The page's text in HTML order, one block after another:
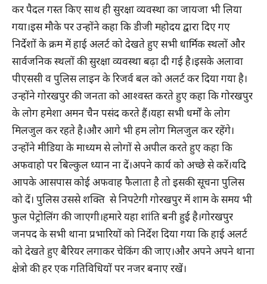
कर पैदल गस्त किए साथ ही सुरक्षा व्यवस्था का जायजा भी लिया
गया।इस मौके पर उन्होंने कहा कि डीजी महोदय द्वारा दिए गए
निर्देशों के क्रम में हाई अलर्ट को देखते हुए सभी धार्मिक स्थलों और
सार्वजनिक स्थलों की सुरक्षा व्यवस्था बढ़ा दी गई है।इसके अलावा
पीएससी व पुलिस लाइन के रिजर्व बल को अलर्ट कर दिया गया है।
उन्होंने गोरखपुर की जनता को आश्वस्त करते हुए कहा कि गोरखपुर
के लोग हमेशा अमन चैन पसंद करते हैं।यहा सभी धर्मों के लोग
मिलजुल कर रहते है।और आगे भी हम लोग मिलजुल कर रहेंगे।
उन्होंने मीडिया के माध्यम से लोगों से अपील करते हुए कहा कि
अफवाहो पर बिल्कुल ध्यान ना दें।अपने कार्य को अच्छे से करें।यदि
आपके आसपास कोई अफवाह फैलाता है तो इसकी सूचना पुलिस
को दें। पुलिस उससे शक्ति से निपटेगी गोरखपुर में शाम के समय भी
फुल पेट्रोलिंग की जाएगी।हमारे यहा शांति बनी हुई है।गोरखपुर
जनपद के सभी थाना प्रभारियों को निर्देश दिया गया कि हाई अलर्ट
को देखते हुए बैरियर लगाकर चेकिंग की जाए।और अपने अपने थाना
क्षेत्रो की हर एक गतिविधियों पर नजर बनाए रखें।